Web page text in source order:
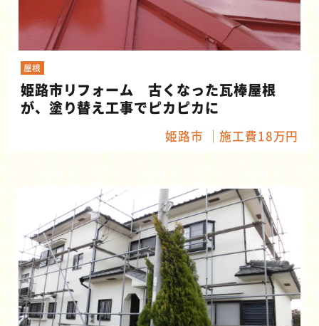
屋根
姫路市リフォーム 古くなった瓦棒屋根
が、塗り替え工事でピカピカに
姫路市 施工費18万円